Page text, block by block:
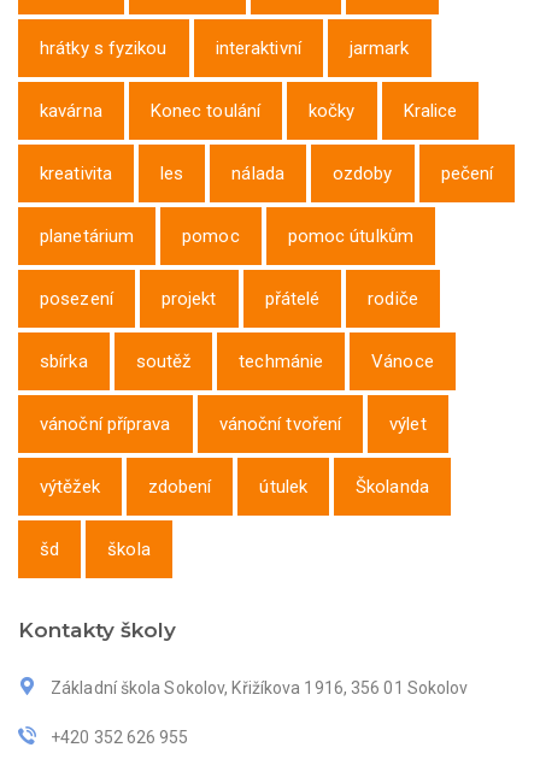
hrátky s fyzikou interaktivní jarmark
kavárna Konec toulání kočky Kralice
kreativita les nálada ozdoby pečení
planetárium pomoc pomoc útulkům
posezení projekt přátelé rodiče
sbírka soutěž techmánie Vánoce
vánoční příprava vánoční tvoření výlet
výtěžek zdobení útulek Školanda
šd škola
Kontakty školy
Základní škola Sokolov, Křižíkova 1916, 356 01 Sokolov
+420 352 626 955